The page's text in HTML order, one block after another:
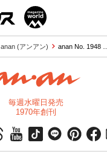
anan (アンアン) anan No. 1948 …
毎週水曜日発売
1970年創刊